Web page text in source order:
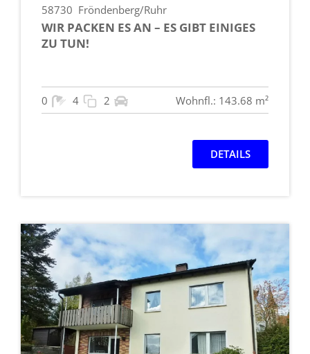
58730 Fröndenberg/Ruhr
WIR PACKEN ES AN – ES GIBT EINIGES
ZU TUN!
0 4 2 Wohnfl.: 143.68 m²
DETAILS